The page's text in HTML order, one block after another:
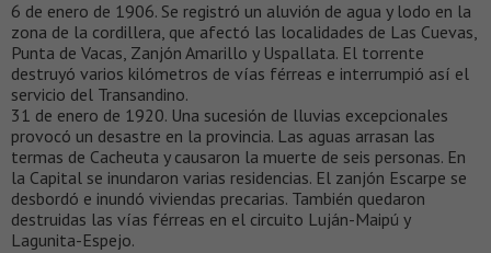
6 de enero de 1906. Se registró un aluvión de agua y lodo en la
zona de la cordillera, que afectó las localidades de Las Cuevas,
Punta de Vacas, Zanjón Amarillo y Uspallata. El torrente
destruyó varios kilómetros de vías férreas e interrumpió así el
servicio del Transandino.
31 de enero de 1920. Una sucesión de lluvias excepcionales
provocó un desastre en la provincia. Las aguas arrasan las
termas de Cacheuta y causaron la muerte de seis personas. En
la Capital se inundaron varias residencias. El zanjón Escarpe se
desbordó e inundó viviendas precarias. También quedaron
destruidas las vías férreas en el circuito Luján-Maipú y
Lagunita-Espejo.